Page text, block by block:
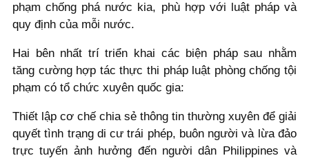
phạm chống phá nước kia, phù hợp với luật pháp và
quy định của mỗi nước.
Hai bên nhất trí triển khai các biện pháp sau nhằm
tăng cường hợp tác thực thi pháp luật phòng chống tội
phạm có tổ chức xuyên quốc gia:
Thiết lập cơ chế chia sẻ thông tin thường xuyên để giải
quyết tình trạng di cư trái phép, buôn người và lừa đảo
trực tuyến ảnh hưởng đến người dân Philippines và